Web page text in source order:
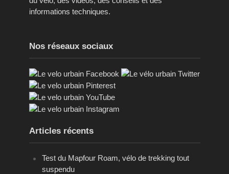
informations techniques.
Nos réseaux sociaux
Articles récents
Test du Mapfour Roam, vélo de trekking tout
suspendu